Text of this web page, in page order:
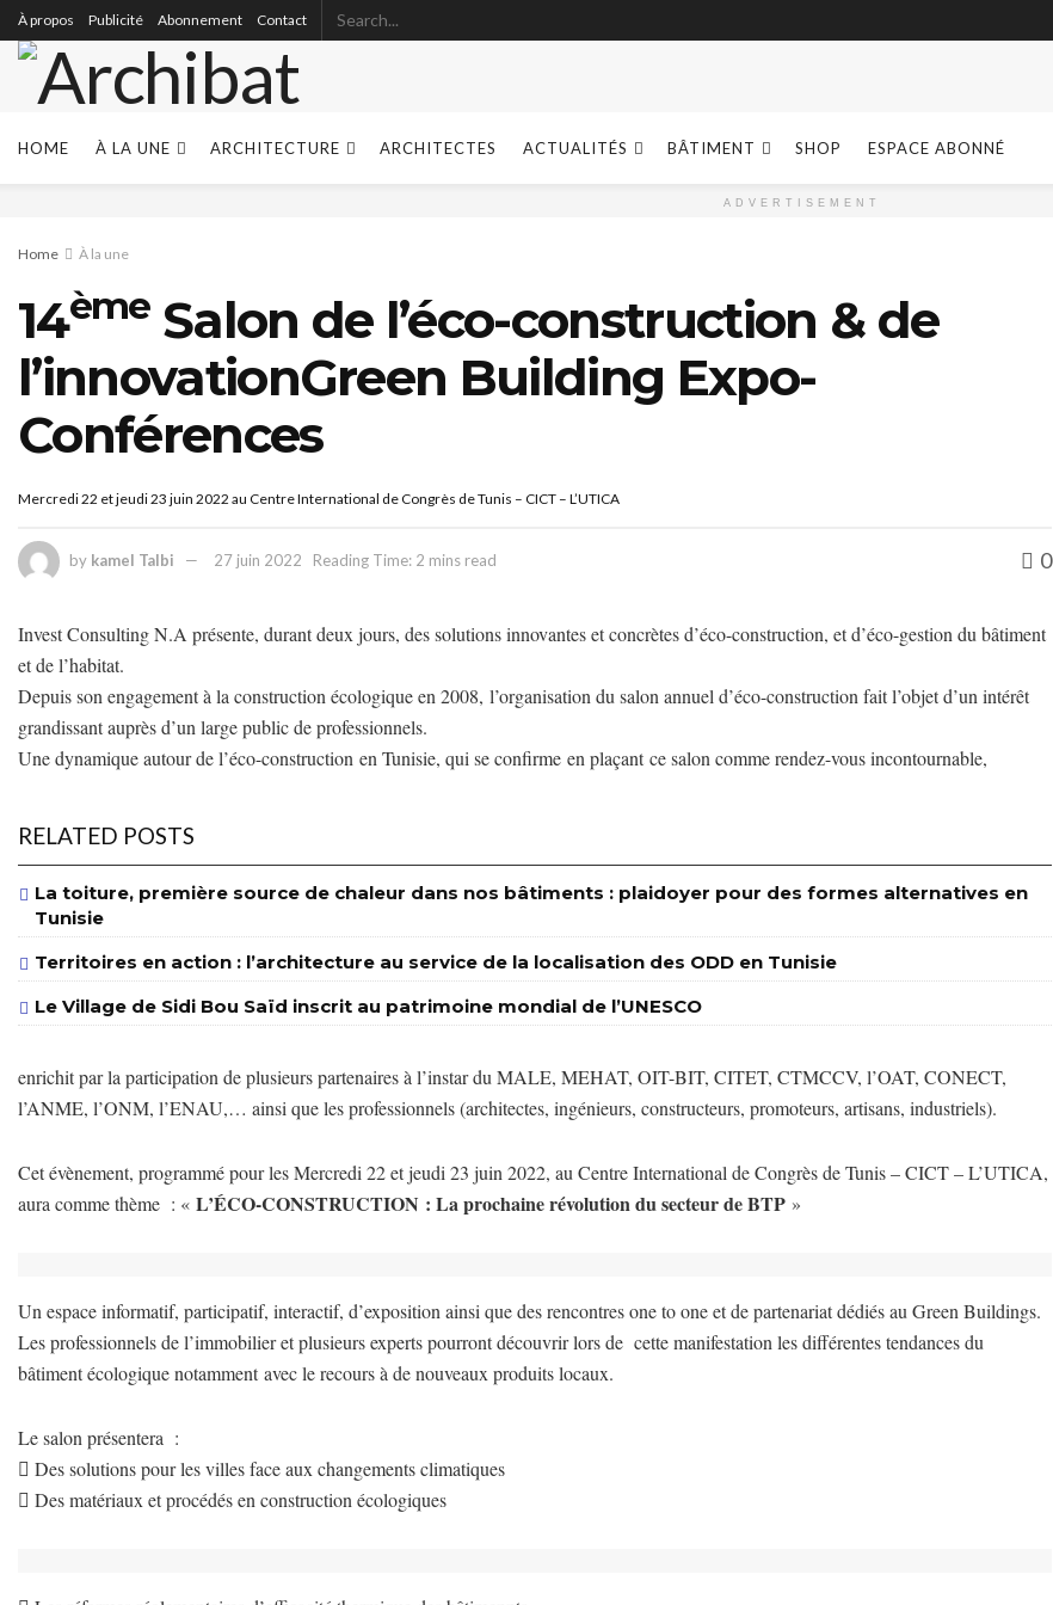
À propos Publicité Abonnement Contact
HOME À LA UNE ARCHITECTURE ARCHITECTES ACTUALITÉS BÂTIMENT SHOP ESPACE ABONNÉ
ADVERTISEMENT
Home À la une
14èmeSalon de l’éco-construction & de
l’innovationGreen Building Expo-
Conférences
Mercredi 22 et jeudi 23 juin 2022 au Centre International de Congrès de Tunis – CICT – L’UTICA
by kamel Talbi 27 juin 2022 Reading Time: 2 mins read 0
Invest Consulting N.A présente, durant deux jours, des solutions innovantes et concrètes d’éco-construction, et d’éco-gestion du bâtiment
et de l’habitat.
Depuis son engagement à la construction écologique en 2008, l’organisation du salon annuel d’éco-construction fait l’objet d’un intérêt
grandissant auprès d’un large public de professionnels.
Une dynamique autour de l’éco-construction en Tunisie, qui se confirme en plaçant ce salon comme rendez-vous incontournable,
RELATED POSTS
La toiture, première source de chaleur dans nos bâtiments : plaidoyer pour des formes alternatives en
Tunisie
Territoires en action : l’architecture au service de la localisation des ODD en Tunisie
Le Village de Sidi Bou Saïd inscrit au patrimoine mondial de l’UNESCO
enrichit par la participation de plusieurs partenaires à l’instar du MALE, MEHAT, OIT-BIT, CITET, CTMCCV, l’OAT, CONECT,
l’ANME, l’ONM, l’ENAU,… ainsi que les professionnels (architectes, ingénieurs, constructeurs, promoteurs, artisans, industriels).
Cet évènement, programmé pour les Mercredi 22 et jeudi 23 juin 2022, au Centre International de Congrès de Tunis – CICT – L’UTICA,
aura comme thème : « L’ÉCO-CONSTRUCTION : La prochaine révolution du secteur de BTP »
Un espace informatif, participatif, interactif, d’exposition ainsi que des rencontres one to one et de partenariat dédiés au Green Buildings.
Les professionnels de l’immobilier et plusieurs experts pourront découvrir lors de cette manifestation les différentes tendances du
bâtiment écologique notamment avec le recours à de nouveaux produits locaux.
Le salon présentera :
 Des solutions pour les villes face aux changements climatiques
 Des matériaux et procédés en construction écologiques